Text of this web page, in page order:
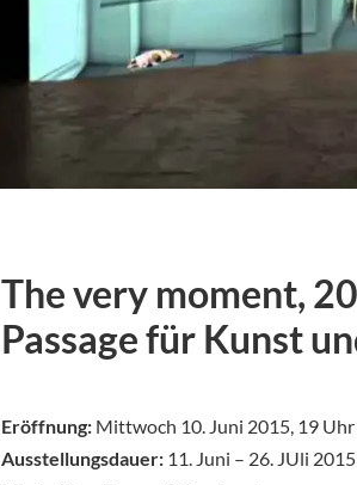
The very moment,
Passage für Kunst
Eröffnung: Mittwoch 10. Juni 2015, 19 Uhr
Ausstellungsdauer: 11. Juni – 26. JUli 2015